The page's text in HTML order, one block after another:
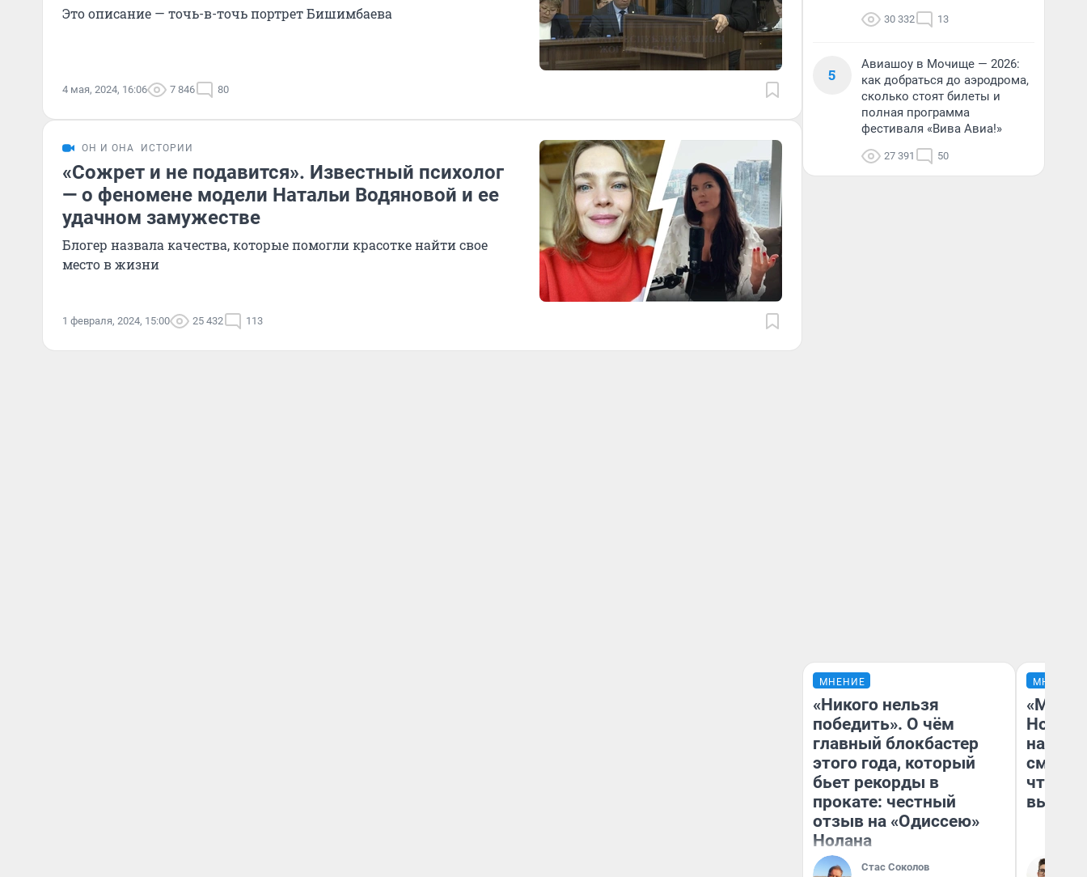
Это описание — точь-в-точь портрет Бишимбаева
4 мая, 2024, 16:06 7 846 80
ОН И ОНА ИСТОРИИ
«Сожрет и не подавится». Известный психолог
— о феномене модели Натальи Водяновой и ее
удачном замужестве
Блогер назвала качества, которые помогли красотке найти свое
место в жизни
1 февраля, 2024, 15:00 25 432 113
30 332 13
5
Авиашоу в Мочище — 2026:
как добраться до аэродрома,
сколько стоят билеты и
полная программа
фестиваля «Вива Авиа!»
27 391 50
МНЕНИЕ
«Никого нельзя
победить». О чём
главный блокбастер
этого года, который
бьет рекорды в
прокате: честный
отзыв на «Одиссею»
Нолана
Стас Соколов
МНЕНИЕ
«Мы
чтобы